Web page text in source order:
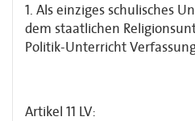
1. Als einziges schulisches
dem staatlichen
Politik-Unterricht
Artikel 11 LV: